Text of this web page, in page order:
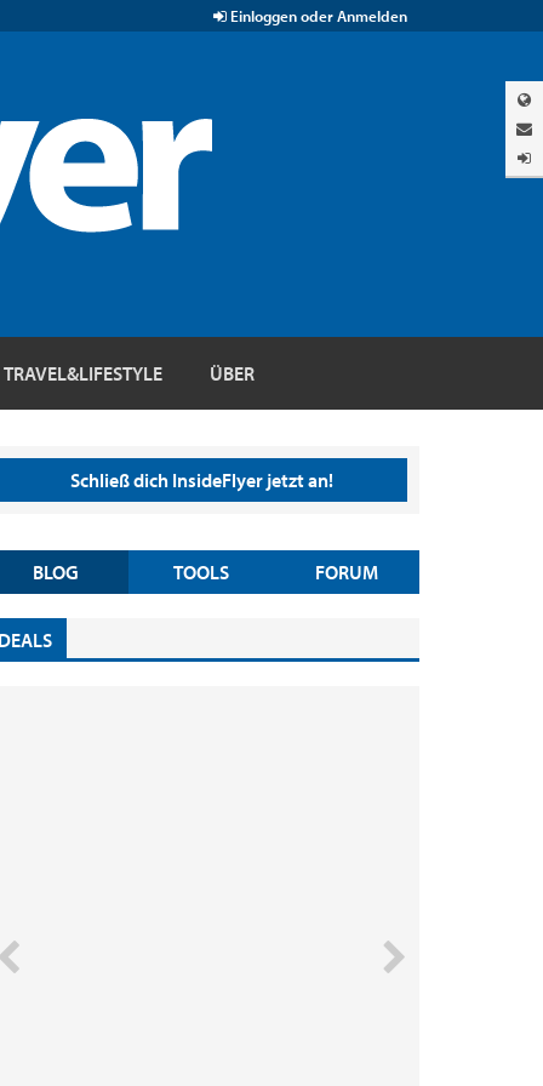
Einloggen oder Anmelden
TRAVEL&LIFESTYLE ÜBER
Schließ dich InsideFlyer jetzt an!
BLOG TOOLS FORUM
DEALS